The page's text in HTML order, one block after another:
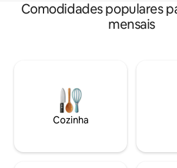
Comodidades populares
mensais
Cozinha